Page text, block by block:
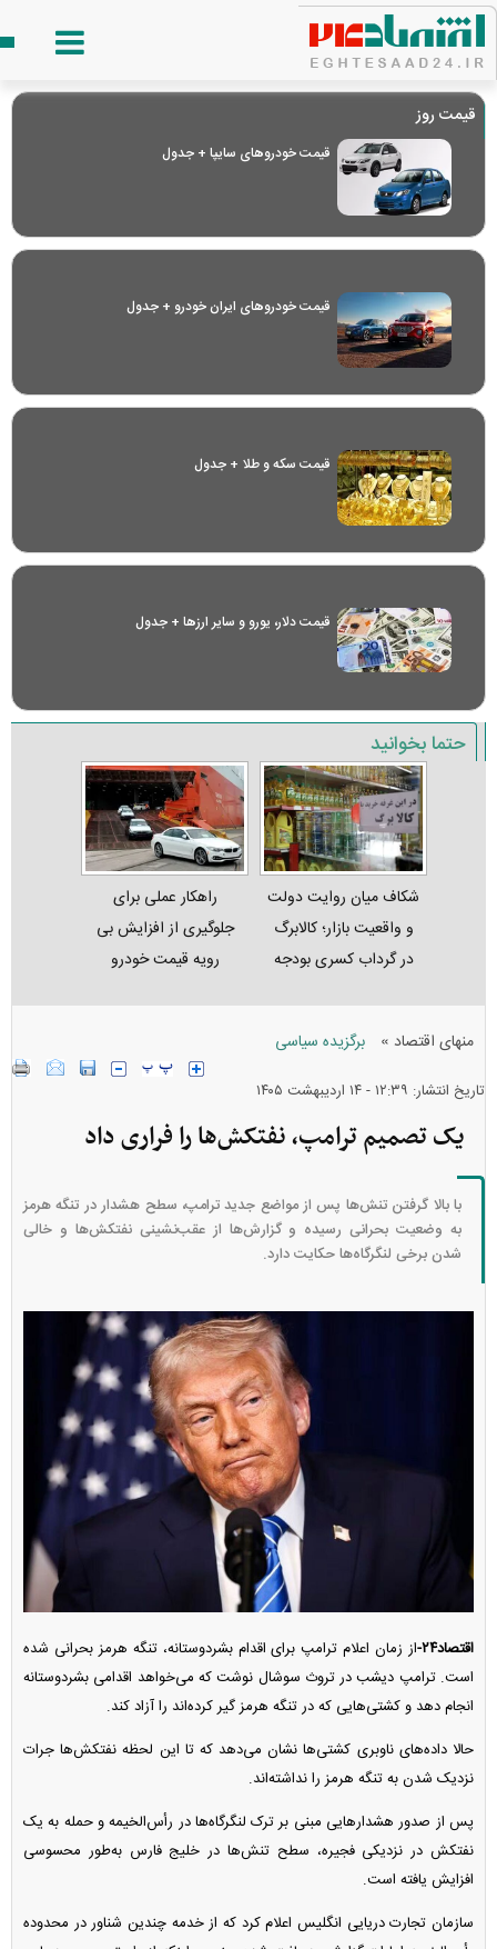
قیمت روز
قیمت خودرو‌های سایپا + جدول
قیمت خودرو‌های ایران خودرو + جدول
قیمت سکه و طلا + جدول
قیمت دلار، یورو و سایر ارز‌ها + جدول
حتما بخوانید
شکاف میان روایت دولت
و واقعیت بازار؛ کالابرگ
در گرداب کسری بودجه
راهکار عملی برای
جلوگیری از افزایش بی
رویه قیمت خودرو
منهای اقتصاد » برگزیده سیاسی
تاریخ انتشار: ۱۲:۳۹ - ۱۴ ارديبهشت ۱۴۰۵
یک تصمیم ترامپ، نفتکش‌ها را فراری داد
با بالا گرفتن تنش‌ها پس از مواضع جدید ترامپ، سطح هشدار در تنگه هرمز
به وضعیت بحرانی رسیده و گزارش‌ها از عقب‌نشینی نفتکش‌ها و خالی
شدن برخی لنگرگاه‌ها حکایت دارد.
اقتصاد۲۴-
از زمان اعلام ترامپ برای اقدام بشردوستانه، تنگه هرمز بحرانی شده
است. ترامپ دیشب در تروث سوشال نوشت که می‌خواهد اقدامی بشردوستانه
انجام دهد و کشتی‌هایی که در تنگه هرمز گیر کرده‌اند را آزاد کند.
حالا داده‌های ناوبری کشتی‌ها نشان می‌دهد که تا این لحظه نفتکش‌ها جرات
نزدیک شدن به تنگه هرمز را نداشته‌اند.
پس از صدور هشدار‌هایی مبنی بر ترک لنگرگاه‌ها در رأس‌الخیمه و حمله به یک
نفتکش در نزدیکی فجیره، سطح تنش‌ها در خلیج فارس به‌طور محسوسی
افزایش یافته است.
سازمان تجارت دریایی انگلیس اعلام کرد که از خدمه چندین شناور در محدوده